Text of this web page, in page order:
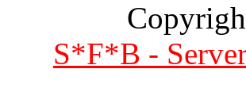
S*F*B -